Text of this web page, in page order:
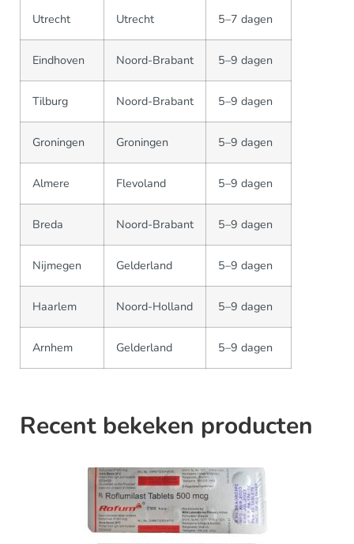
Utrecht Utrecht 5–7 dagen
Eindhoven Noord-Brabant 5–9 dagen
Tilburg Noord-Brabant 5–9 dagen
Groningen Groningen 5–9 dagen
Almere Flevoland 5–9 dagen
Breda Noord-Brabant 5–9 dagen
Nijmegen Gelderland 5–9 dagen
Haarlem Noord-Holland 5–9 dagen
Arnhem Gelderland 5–9 dagen
Recent bekeken producten